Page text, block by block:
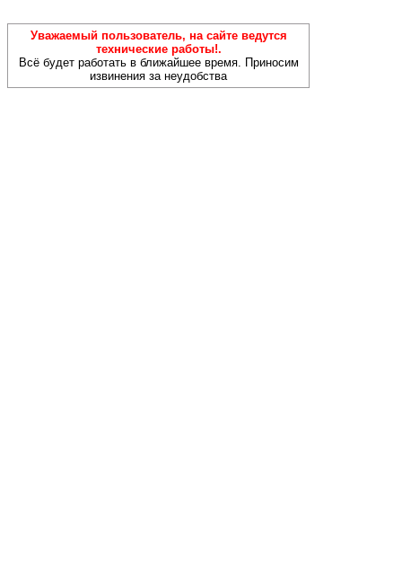
Уважаемый пользователь, на сайте ведутся
технические работы!.
Всё будет работать в ближайшее время. Приносим
извинения за неудобства